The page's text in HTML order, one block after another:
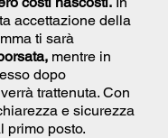
accettazione della
ti sarà
mentre in
dopo
trattenuta. Con
e sicurezza
primo posto.